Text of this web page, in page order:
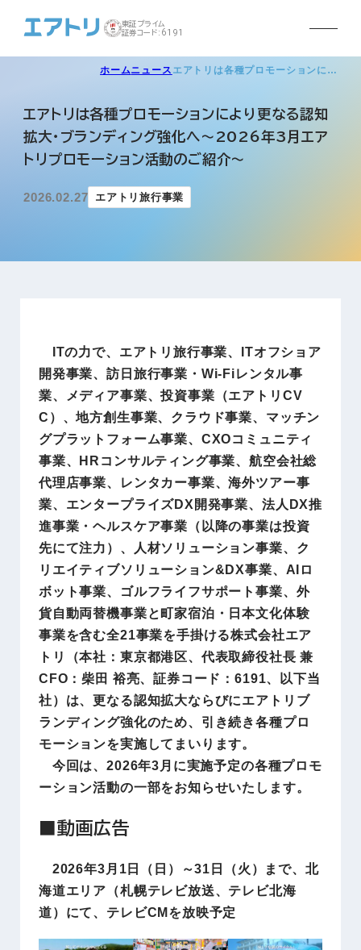
東証プライム
証券コード:6191
ホームニュース エアトリは各種プロモーションに…
エアトリは各種プロモーションにより更なる認知
拡大・ブランディング強化へ～2026年3月エア
トリプロモーション活動のご紹介～
2026.02.27 エアトリ旅行事業
ITの力で、エアトリ旅行事業、ITオフショア
開発事業、訪日旅行事業・Wi-Fiレンタル事
業、メディア事業、投資事業（エアトリCV
C）、地方創生事業、クラウド事業、マッチン
グプラットフォーム事業、CXOコミュニティ
事業、HRコンサルティング事業、航空会社総
代理店事業、レンタカー事業、海外ツアー事
業、エンタープライズDX開発事業、法人DX推
進事業・ヘルスケア事業（以降の事業は投資
先にて注力）、人材ソリューション事業、ク
リエイティブソリューション&DX事業、AIロ
ボット事業、ゴルフライフサポート事業、外
貨自動両替機事業と町家宿泊・日本文化体験
事業を含む全21事業を手掛ける株式会社エア
トリ（本社：東京都港区、代表取締役社長 兼
CFO：柴田 裕亮、証券コード：6191、以下当
社）は、更なる認知拡大ならびにエアトリブ
ランディング強化のため、引き続き各種プロ
モーションを実施してまいります。
今回は、2026年3月に実施予定の各種プロモ
ーション活動の一部をお知らせいたします。
■動画広告
2026年3月1日（日）～31日（火）まで、北
海道エリア（札幌テレビ放送、テレビ北海
道）にて、テレビCMを放映予定